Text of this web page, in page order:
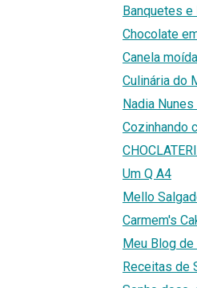
Banquetes e
Chocolate
Canela moída
Culinária do
Nadia
Cozinhando
Um Q A4
Mello
Carmem's
Meu Blog
Receitas de